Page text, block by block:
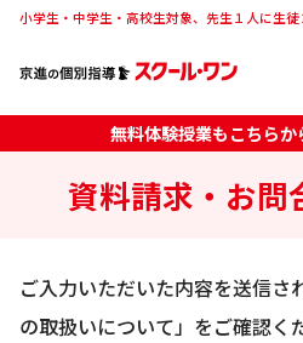
小学生・中学生・高校生対象、先生１人に生
資料請求・お問
無料体験授業もこちら
ご入力いただいた内容を送信さ
の取扱いについて」をご確認く